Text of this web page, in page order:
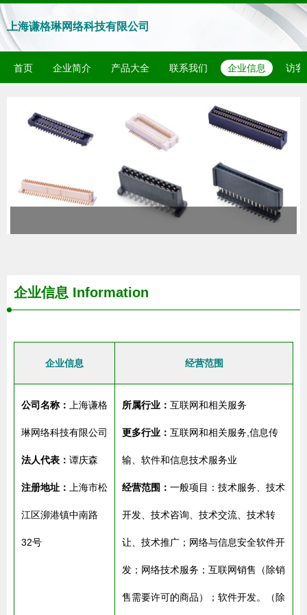
上海谦格琳网络科技有限公司
首页 企业简介 产品大全 联系我们 企业信息 访客
企业信息 Information
企业信息 经营范围
公司名称： 上海谦格
琳网络科技有限公司
法人代表： 谭庆森
注册地址： 上海市松
江区泖港镇中南路
32号
所属行业： 互联网和相关服务
更多行业： 互联网和相关服务,信息传
输、软件和信息技术服务业
经营范围： 一般项目：技术服务、技术
开发、技术咨询、技术交流、技术转
让、技术推广；网络与信息安全软件开
发；网络技术服务；互联网销售（除销
售需要许可的商品）；软件开发。（除